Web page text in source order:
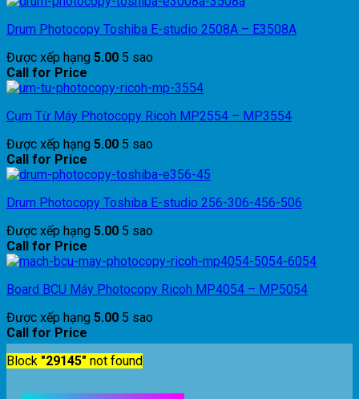
Drum Photocopy Toshiba E-studio 2508A – E3508A
Được xếp hạng 5.00 5 sao
Call for Price
Cụm Từ Máy Photocopy Ricoh MP2554 – MP3554
Được xếp hạng 5.00 5 sao
Call for Price
Drum Photocopy Toshiba E-studio 256-306-456-506
Được xếp hạng 5.00 5 sao
Call for Price
Board BCU Máy Photocopy Ricoh MP4054 – MP5054
Được xếp hạng 5.00 5 sao
Call for Price
Block "29145" not found